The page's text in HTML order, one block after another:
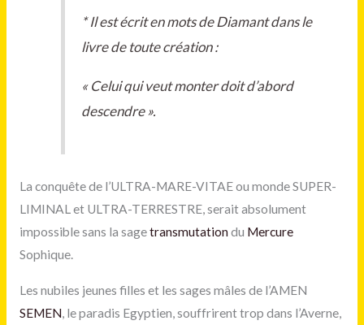
*Il est écrit en mots de Diamant dans le
livre de toute création :
« Celui qui veut monter doit d’abord
descendre ».
La conquête de l’ULTRA-MARE-VITAE ou monde SUPER-
LIMINAL et ULTRA-TERRESTRE, serait absolument
impossible sans la sagetransmutationdu Mercure
Sophique.
Les nubiles jeunes filles et les sages mâles de l’AMEN
SEMEN, le paradis Egyptien, souffrirent trop dans l’Averne,